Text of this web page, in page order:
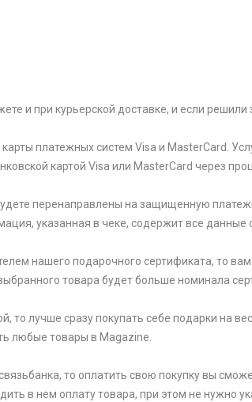
и при курьерской доставке, и если
платежных систем Visa и MasterCard.
картой Visa или MasterCard через
перенаправлены на защищенную
указанная в чеке, содержит все данные
нашего подарочного сертификата, то
товара будет больше номинала
то лучше сразу покупать себе подарки
любые товары в Magazine.
то оплатить свою покупку вы
в нем оплату товара, при этом не нужно